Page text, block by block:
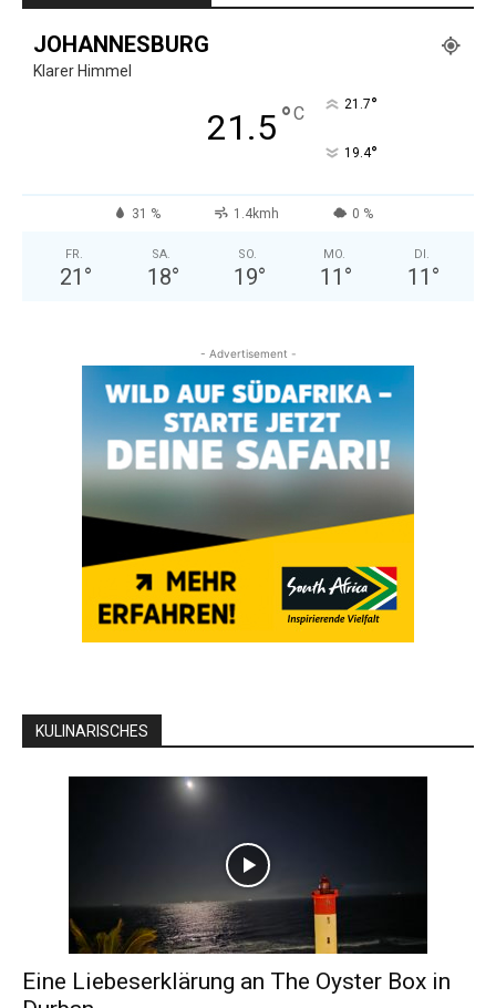
JOHANNESBURG
Klarer Himmel
21.5°C 21.7°
19.4°
31 % 1.4kmh 0 %
FR.
21 °
SA.
18°
SO.
19°
MO.
11 °
DI.
11 °
- Advertisement -
KULINARISCHES
Eine Liebeserklärung an The Oyster Box in